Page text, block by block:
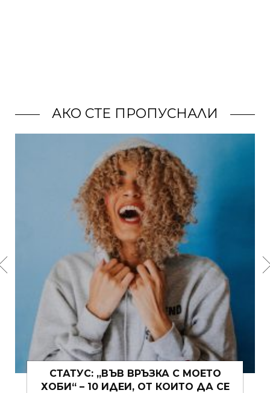
АКО СТЕ ПРОПУСНАЛИ
МУШКАТОТО – ИСТИНСКО ЛЯТНО
ВЕЛИКОЛЕПИЕ